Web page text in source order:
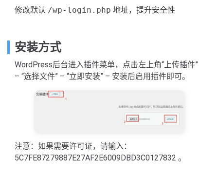
修改默认 /wp-login.php 地址，提升安全性
安装方式
WordPress后台进入插件菜单，点击左上角“上传插件”
– “选择文件” – “立即安装” – 安装后启用插件即可。
注意：如果需要许可证，请输入：
5C7FE87279887E27AF2E6009DBD3C0127832 。